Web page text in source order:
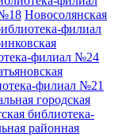
Новосолянская
филиал
филиал №24
филиал №21
городская
библиотека-
районная